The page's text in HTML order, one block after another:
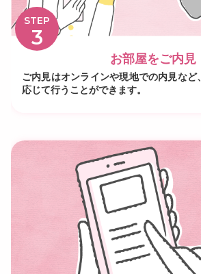
お部屋をご内見
STEP
3
ご内見はオンラインや現地での内見など
応じて行うことができます。